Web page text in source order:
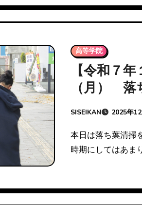
高等学院
【令和７
（月） 落
SISEIKAN 2025年
本日は落ち葉清掃を行いました。 今年はこの
時期にしてはあま